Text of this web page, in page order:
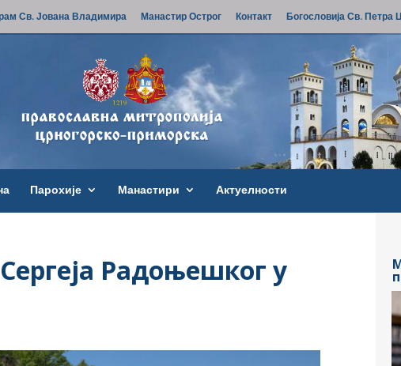
Св. Јована Владимира Манастир Острог Контакт Богословија Св. Петра
Парохије Манастири Актуелности
Радоњешког у